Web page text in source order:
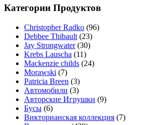
Категории Продуктов
Christopher Radko (96)
Debbee Thibault (23)
Jay Strongwater (30)
Krebs Lauscha (11)
Mackenzie childs (24)
Morawski (7)
Patricia Breen (3)
Автомобили (3)
Авторские Игрушки (9)
Бусы (6)
Викторианская коллекция (7)